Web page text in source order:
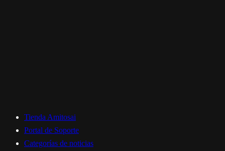
Tienda Amitosai
Portal de Soporte
Categorías de noticias